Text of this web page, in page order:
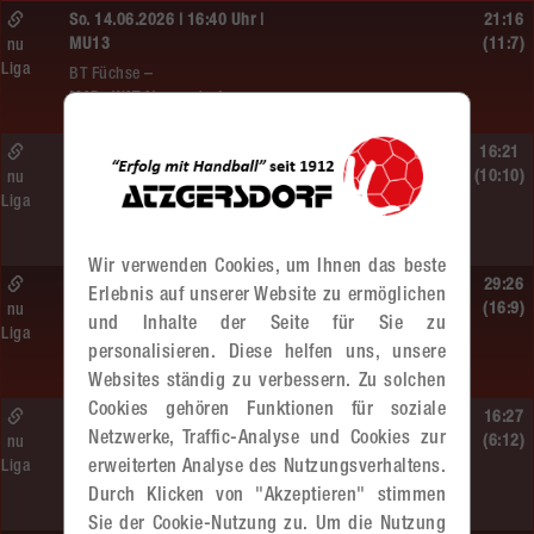
So. 14.06.2026 | 16:40 Uhr |
MU13
BT Füchse –
MADx WAT Atzgersdorf
nu
Liga
21:16
(11:7)
ÖMS WU12 Finale
SG HIT/UHC Absam –
nu
Liga
16:21
(10:10)
So. 14.06.2026 | 13:20 Uhr |
Sportunion DIE FALKEN St. Pölten –
MADx WAT Atzgersdorf
nu
Liga
29:26
(16:9)
So. 14.06.2026 | 11:20 Uhr |
MU13
MADx WAT Atzgersdorf –
roomz JAGS Devils
nu
Liga
16:27
(6:12)
Wir verwenden Cookies, um Ihnen das beste
Erlebnis auf unserer Website zu ermöglichen
und Inhalte der Seite für Sie zu
personalisieren. Diese helfen uns, unsere
Websites ständig zu verbessern. Zu solchen
Cookies gehören Funktionen für soziale
Netzwerke, Traffic-Analyse und Cookies zur
erweiterten Analyse des Nutzungsverhaltens.
Durch Klicken von "Akzeptieren" stimmen
Sie der Cookie-Nutzung zu. Um die Nutzung